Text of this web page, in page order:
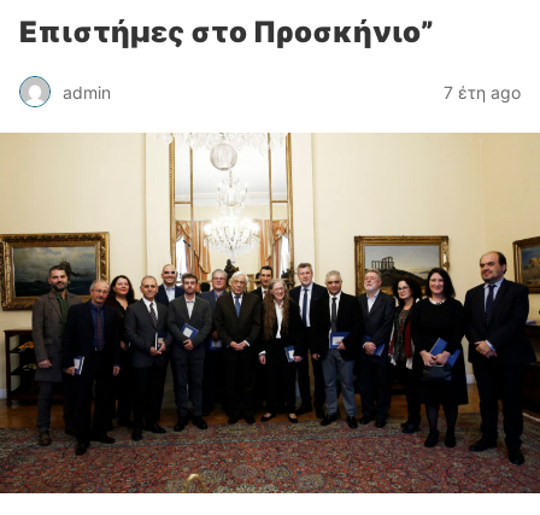
Επιστήμες στο Προσκήνιο”
admin 7 έτη ago